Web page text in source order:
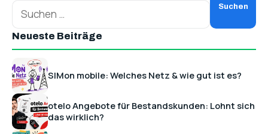
Neueste Beiträge
SIMon mobile: Welches Netz & wie gut ist es?
otelo Angebote für Bestandskunden: Lohnt sich
das wirklich?